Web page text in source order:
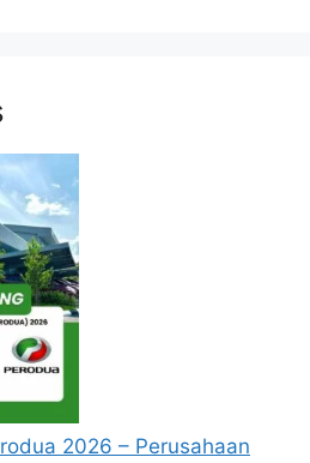
– Assurance
Commerce & Bussines
Body & Paint (After Sales)
Manager, Service
Sales)
for CEO Office
for CEO Office
Utility Management
Group Finance
Kaizen
2026 – Perusahaan